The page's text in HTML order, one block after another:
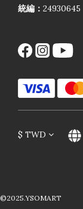
統編： 24930645
$ TWD
©2025.YSOMART